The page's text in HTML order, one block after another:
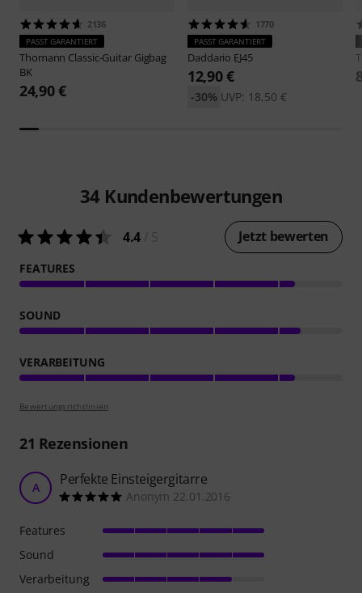
2136
PASST GARANTIERT
Thomann Classic-Guitar Gigbag
BK
24,90 €
1770
PASST GARANTIERT
Daddario EJ45
12,90 €
UVP: 18,50 €
-30%
34 Kundenbewertungen
4.4 Jetzt bewerten
FEATURES
SOUND
VERARBEITUNG
Bewertungsrichtlinien
21 Rezensionen
A Perfekte Einsteigergitarre
Anonym 22.01.2016
Features
Sound
Verarbeitung